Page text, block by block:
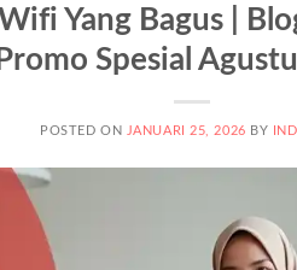
Yang Bagus |
Promo Spesial
POSTED ON JANUARI 25, 2026 BY